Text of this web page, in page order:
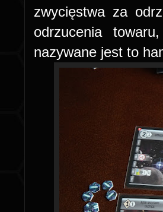
zwycięstwa za
odrzucenia
nazywane jest to